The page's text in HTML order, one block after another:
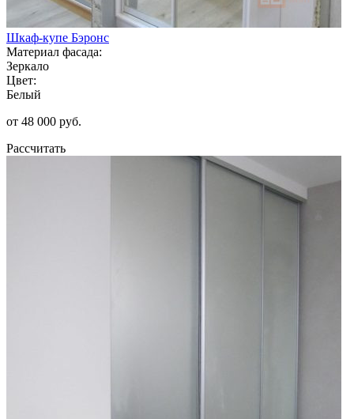
Шкаф-купе Бэронс
Материал фасада:
Зеркало
Цвет:
Белый
от 48 000 руб.
Рассчитать